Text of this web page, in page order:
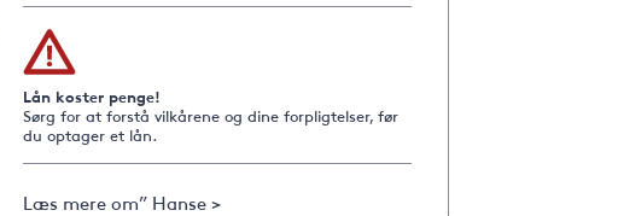
Lån koster penge!
Sørg for at forstå vilkårene og dine forpligtelser, før
du optager et lån.
Læs mere om” Hanse >